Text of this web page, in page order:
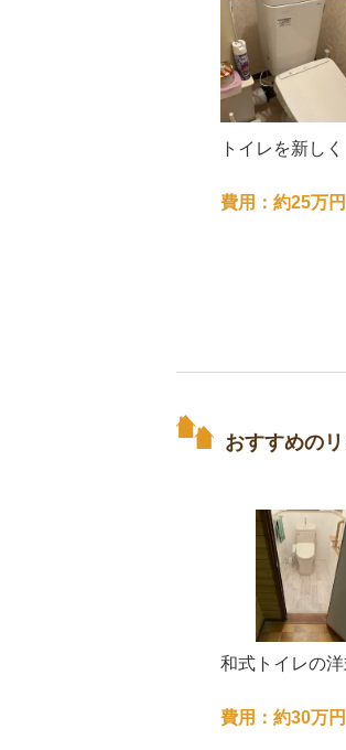
トイレを新しく
費用：約25万円
おすすめの
和式トイレの
費用：約30万円